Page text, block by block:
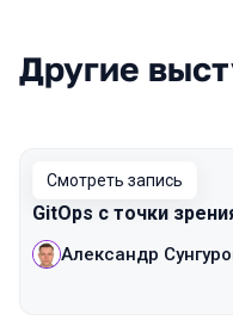
Другие
Смотреть запись
GitOps с точки
Александр